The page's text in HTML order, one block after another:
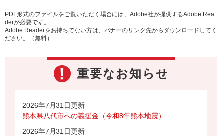
PDF形式のファイルをご覧いただく場合には、Adobe社が提供するAdobe Rea
derが必要です。
Adobe Readerをお持ちでない方は、バナーのリンク先からダウンロードしてく
ださい。（無料）
重要なお知らせ
2026年7月31日更新
熊本県八代市への義援金（令和8年熊本地震）
2026年7月31日更新